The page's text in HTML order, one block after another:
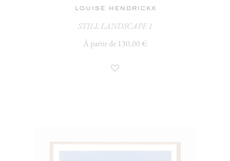
louise hendrickx
STILL LANDSCAPE 1
À partir de 130,00 €